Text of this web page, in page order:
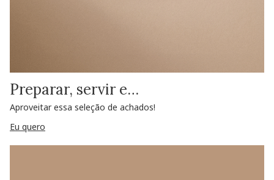
Preparar, servir e…
Aproveitar essa seleção de achados!
Eu quero